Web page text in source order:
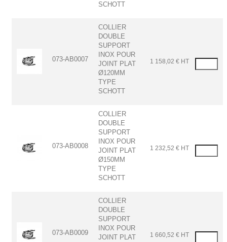
SCHOTT
073-AB0007
COLLIER
DOUBLE
SUPPORT
INOX POUR
JOINT PLAT
Ø120MM
TYPE
SCHOTT
1 158,02 € HT
073-AB0008
COLLIER
DOUBLE
SUPPORT
INOX POUR
JOINT PLAT
Ø150MM
TYPE
SCHOTT
1 232,52 € HT
073-AB0009
COLLIER
DOUBLE
SUPPORT
INOX POUR
JOINT PLAT
1 660,52 € HT